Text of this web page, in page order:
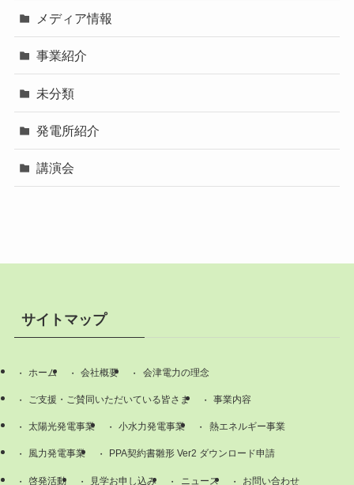
メディア情報
事業紹介
未分類
発電所紹介
講演会
サイトマップ
ホーム 会社概要 会津電力の理念
ご支援・ご賛同いただいている皆さま 事業内容
太陽光発電事業 小水力発電事業 熱エネルギー事業
風力発電事業 PPA契約書雛形 Ver2 ダウンロード申請
啓発活動 見学お申し込み ニュース お問い合わせ